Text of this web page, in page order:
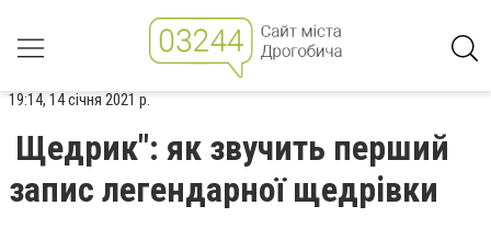
19:14, 14 січня 2021 р.
Щедрик": як звучить перший
запис легендарної щедрівки